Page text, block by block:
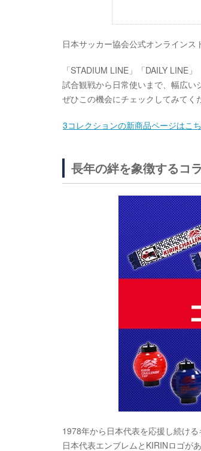
日本サッカー協会公式オンラインス
「STADIUM LINE」「DAILY LINE
試合観戦から日常使いまで、幅広い
ぜひこの機会にチェックしてみてく
3コレクションの新商品ページはこ
長年の絆を象徴するコ
1978年から日本代表を応援し続け
日本代表エンブレムとKIRINロゴが